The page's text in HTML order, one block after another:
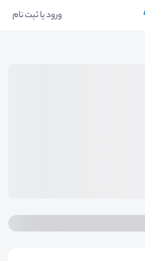
ورود یا ثبت نام